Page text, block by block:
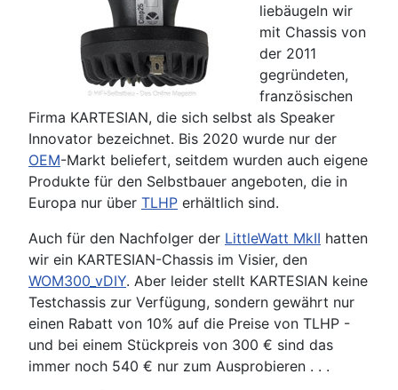
liebäugeln wir
mit Chassis von
der 2011
gegründeten,
französischen
Firma KARTESIAN, die sich selbst als Speaker
Innovator bezeichnet. Bis 2020 wurde nur der
OEM-Markt beliefert, seitdem wurden auch eigene
Produkte für den Selbstbauer angeboten, die in
Europa nur über TLHP erhältlich sind.
Auch für den Nachfolger der LittleWatt MkII hatten
wir ein KARTESIAN-Chassis im Visier, den
WOM300_vDIY. Aber leider stellt KARTESIAN keine
Testchassis zur Verfügung, sondern gewährt nur
einen Rabatt von 10% auf die Preise von TLHP -
und bei einem Stückpreis von 300 € sind das
immer noch 540 € nur zum Ausprobieren . . .